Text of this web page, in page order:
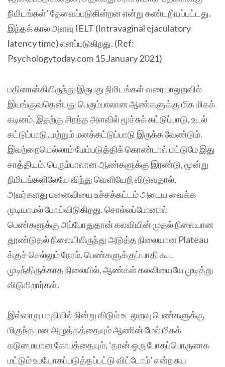
நிமிடங்கள்’ தேவைப்படுகின்றன என்று கண்டறியப்பட்டது.
இந்தக் கால அளவு IELT (Intravaginal ejaculatory
latency time) எனப்படுகிறது. (Ref:
Psychologytoday.com 15 January 2021)
பதினான்கிலிருந்து இருபது நிமிடங்கள் வரை பாலுறவில்
இயங்குவதென்பது பெரும்பாலான ஆண்களுக்கு மிக மிகக்
கடினம். இதற்கு சிறந்த அளவில் மூச்சுக் கட்டுப்பாடு, உடல்
கட்டுப்பாடு, மற்றும் மனக்கட்டுப்பாடு இருக்க வேண்டும்.
இவற்றையெல்லாம் மேம்படுத்திக் கொண்டால் மட்டுமே இது
சாத்தியம். பெரும்பாலான ஆண்களுக்கு இரண்டு, மூன்று
நிமிடங்களிலேயே விந்து வெளியேறி விடுவதால்,
அவர்களது மனைவியை உச்சக்கட்டம் அடைய வைக்க
முடியாமல் போய்விடுகிறது. சொல்லப்போனால்
பெண்களுக்கு அப்போதுதான் கலவியின் முதல் நிலையான
தூண்டுதல் நிலையிலிருந்து அடுத்த நிலையான Plateau
க்குச் செல்லும் நேரம். பெண்களுக்குப் பாதி கூட
முடிந்திருக்காத நிலையில், ஆண்கள் கலவியையே முடித்து
விடுகிறார்கள்.
இவ்வாறு பாதியில் நின்று விடும் உடலுறவு பெண்களுக்கு
மிகுந்த மன அழுத்தத்தையும் ஆணின் மேல் மிகக்
கடுமையான கோபத்தையும், ‘தான் ஒரு போகப்பொருளாக
மட்டும் உபயோகப்படுத்தப்பட்டு விட்டோம்’ என்ற சுய